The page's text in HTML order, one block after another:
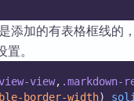
添加的有表格框线的
。
view, .markdown-
border-width)